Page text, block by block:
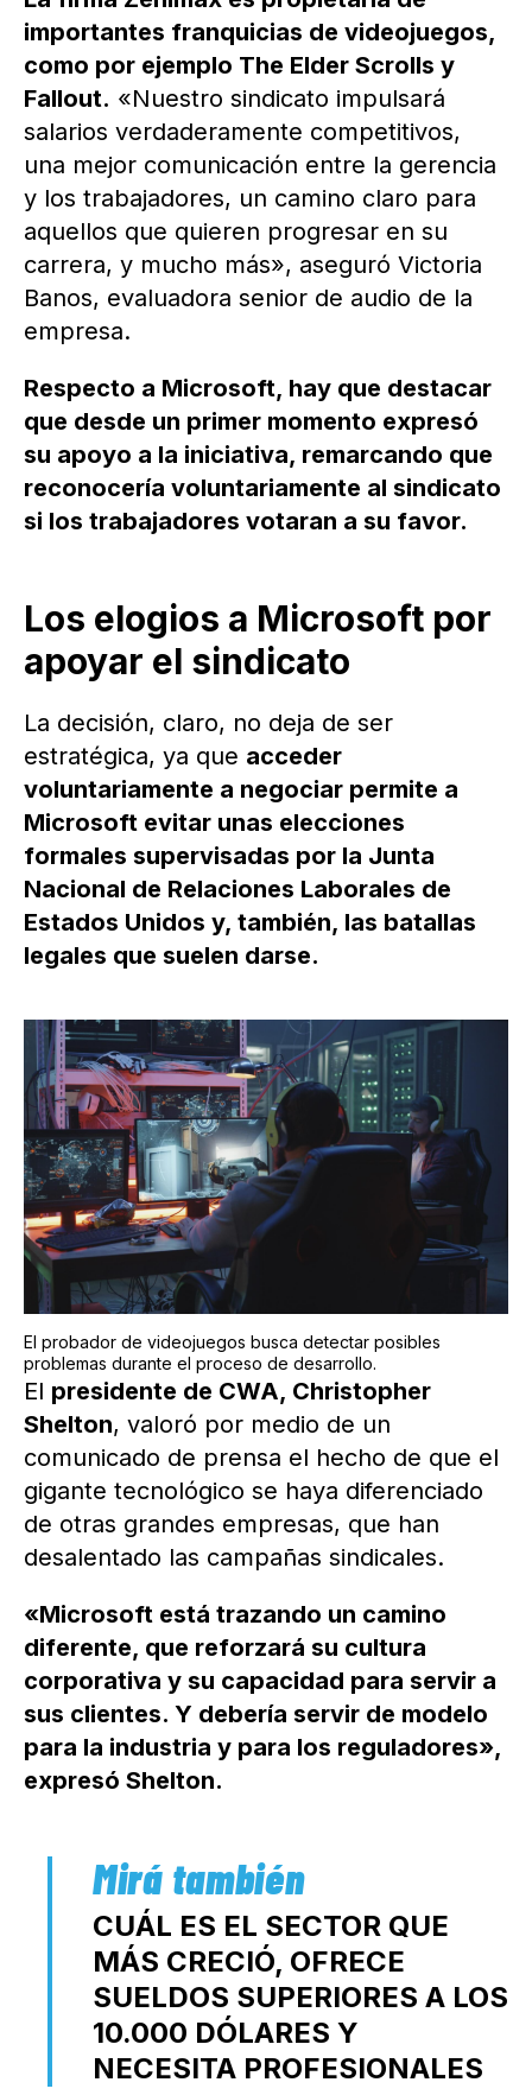
importantes franquicias de videojuegos,
como por ejemplo The Elder Scrolls y
Fallout. «Nuestro sindicato impulsará
salarios verdaderamente competitivos,
una mejor comunicación entre la gerencia
y los trabajadores, un camino claro para
aquellos que quieren progresar en su
carrera, y mucho más», aseguró Victoria
Banos, evaluadora senior de audio de la
empresa.
Respecto a Microsoft, hay que destacar
que desde un primer momento expresó
su apoyo a la iniciativa, remarcando que
reconocería voluntariamente al sindicato
si los trabajadores votaran a su favor.
Los elogios a Microsoft por
apoyar el sindicato
La decisión, claro, no deja de ser
estratégica, ya que acceder
voluntariamente a negociar permite a
Microsoft evitar unas elecciones
formales supervisadas por la Junta
Nacional de Relaciones Laborales de
Estados Unidos y, también, las batallas
legales que suelen darse.
El probador de videojuegos busca detectar posibles
problemas durante el proceso de desarrollo.
El presidente de CWA, Christopher
Shelton, valoró por medio de un
comunicado de prensa el hecho de que el
gigante tecnológico se haya diferenciado
de otras grandes empresas, que han
desalentado las campañas sindicales.
«Microsoft está trazando un camino
diferente, que reforzará su cultura
corporativa y su capacidad para servir a
sus clientes. Y debería servir de modelo
para la industria y para los reguladores»,
expresó Shelton.
CUÁL ES EL SECTOR QUE
MÁS CRECIÓ, OFRECE
SUELDOS SUPERIORES A LOS
10.000 DÓLARES Y
NECESITA PROFESIONALES